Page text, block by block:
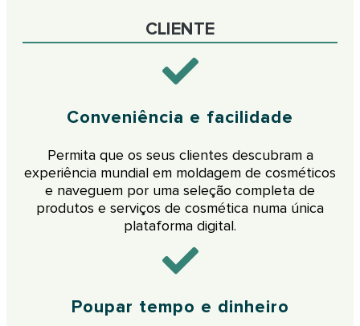
CLIENTE
Conveniência e facilidade
Permita que os seus clientes descubram a
experiência mundial em moldagem de cosméticos
e naveguem por uma seleção completa de
produtos e serviços de cosmética numa única
plataforma digital.
Poupar tempo e dinheiro